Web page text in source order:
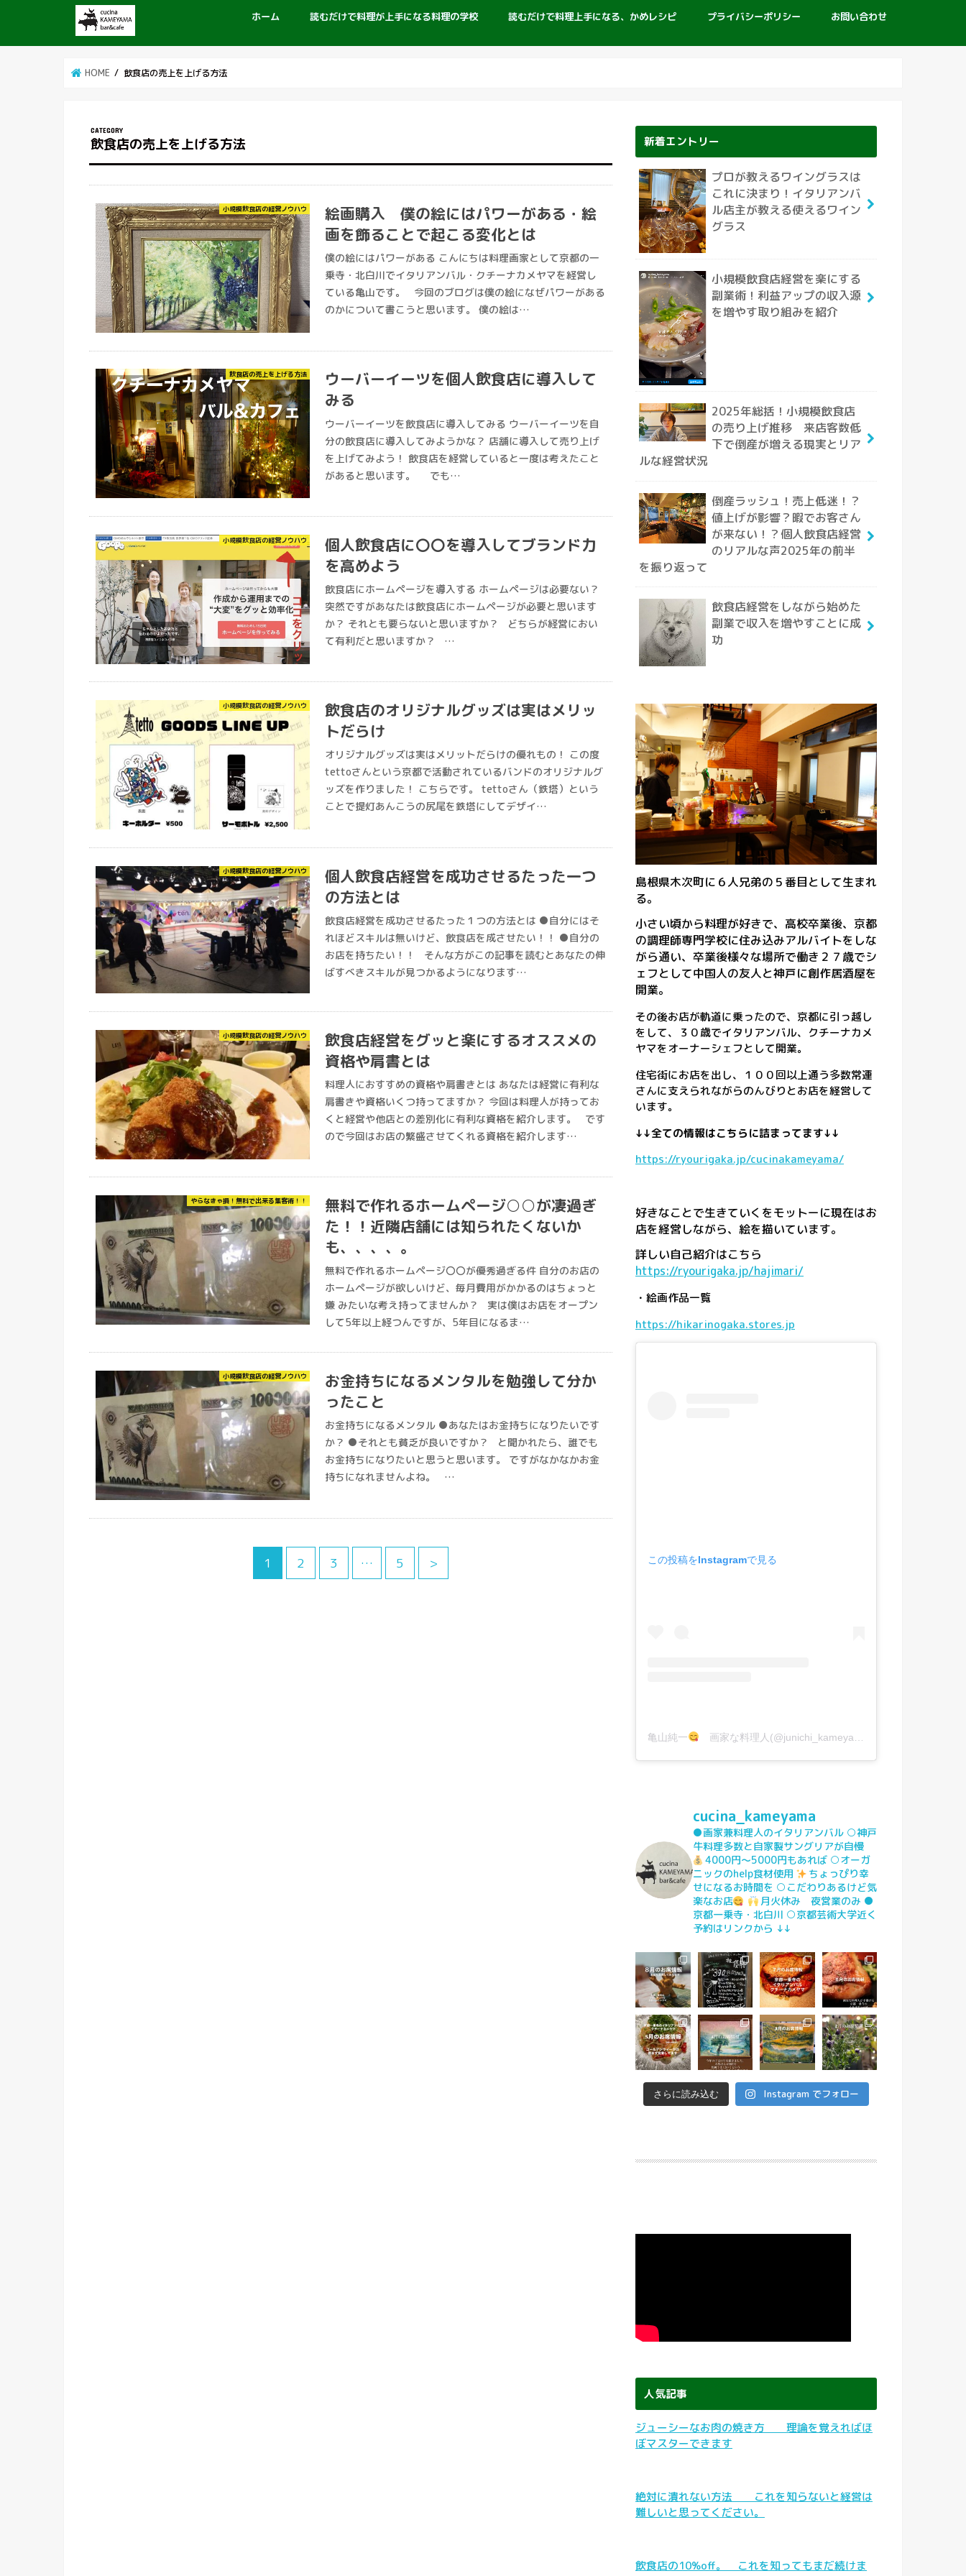
ホーム 読むだけで料理が上手になる料理の学校 読むだけで料理上手になる、かめレシピ プライバシーポリシー お問い合わせ
HOME 飲食店の売上を上げる方法
飲食店の売上を上げる方法
小規模飲食店の経営ノウハウ
絵画購入 僕の絵にはパワーがある・絵
画を飾ることで起こる変化とは
僕の絵にはパワーがある こんにちは料理画家として京都の一
乗寺・北白川でイタリアンバル・クチーナカメヤマを経営し
ている亀山です。 今回のブログは僕の絵になぜパワーがある
のかについて書こうと思います。 僕の絵は…
飲食店の売上を上げる方法
ウーバーイーツを個人飲食店に導入して
みる
ウーバーイーツを飲食店に導入してみる ウーバーイーツを自
分の飲食店に導入してみようかな？ 店舗に導入して売り上げ
を上げてみよう！ 飲食店を経営していると一度は考えたこと
があると思います。 でも…
小規模飲食店の経営ノウハウ
個人飲食店に〇〇を導入してブランド力
を高めよう
飲食店にホームページを導入する ホームページは必要ない？
突然ですがあなたは飲食店にホームページが必要と思います
か？ それとも要らないと思いますか？ どちらが経営におい
て有利だと思いますか？ …
小規模飲食店の経営ノウハウ
飲食店のオリジナルグッズは実はメリッ
トだらけ
オリジナルグッズは実はメリットだらけの優れもの！ この度
tettoさんという京都で活動されているバンドのオリジナルグ
ッズを作りました！ こちらです。 tettoさん（鉄塔）という
ことで提灯あんこうの尻尾を鉄塔にしてデザイ…
小規模飲食店の経営ノウハウ
個人飲食店経営を成功させるたった一つ
の方法とは
飲食店経営を成功させるたった１つの方法とは ●自分にはそ
れほどスキルは無いけど、飲食店を成させたい！！ ●自分の
お店を持ちたい！！ そんな方がこの記事を読むとあなたの伸
ばすべきスキルが見つかるようになります…
小規模飲食店の経営ノウハウ
飲食店経営をグッと楽にするオススメの
資格や肩書とは
料理人におすすめの資格や肩書きとは あなたは経営に有利な
肩書きや資格いくつ持ってますか？ 今回は料理人が持ってお
くと経営や他店との差別化に有利な資格を紹介します。 です
ので今回はお店の繁盛させてくれる資格を紹介します…
やらなきゃ損！無料で出来る集客術！！
無料で作れるホームページ○○が凄過ぎ
た！！近隣店舗には知られたくないか
も、、、、。
無料で作れるホームページ〇〇が優秀過ぎる件 自分のお店の
ホームページが欲しいけど、毎月費用がかかるのはちょっと
嫌 みたいな考え持ってませんか？ 実は僕はお店をオープン
して5年以上経つんですが、5年目になるま…
小規模飲食店の経営ノウハウ
お金持ちになるメンタルを勉強して分か
ったこと
お金持ちになるメンタル ●あなたはお金持ちになりたいです
か？ ●それとも貧乏が良いですか？ と聞かれたら、誰でも
お金持ちになりたいと思うと思います。 ですがなかなかお金
持ちになれませんよね。 …
1 2 3 … 5 >
新着エントリー
プロが教えるワイングラスは
これに決まり！イタリアンバ
ル店主が教える使えるワイン
グラス
小規模飲食店経営を楽にする
副業術！利益アップの収入源
を増やす取り組みを紹介
2025年総括！小規模飲食店
の売り上げ推移 来店客数低
下で倒産が増える現実とリア
ルな経営状況
倒産ラッシュ！売上低迷！？
値上げが影響？暇でお客さん
が来ない！？個人飲食店経営
のリアルな声2025年の前半
を振り返って
飲食店経営をしながら始めた
副業で収入を増やすことに成
功
島根県木次町に６人兄弟の５番目として生まれ
る。
小さい頃から料理が好きで、高校卒業後、京都
の調理師専門学校に住み込みアルバイトをしな
がら通い、卒業後様々な場所で働き２７歳でシ
ェフとして中国人の友人と神戸に創作居酒屋を
開業。
その後お店が軌道に乗ったので、京都に引っ越し
をして、３０歳でイタリアンバル、クチーナカメ
ヤマをオーナーシェフとして開業。
住宅街にお店を出し、１００回以上通う多数常連
さんに支えられながらのんびりとお店を経営して
います。
↓↓全ての情報はこちらに詰まってます↓↓
https://ryourigaka.jp/cucinakameyama/
好きなことで生きていくをモットーに現在はお
店を経営しながら、絵を描いています。
詳しい自己紹介はこちら
https://ryourigaka.jp/hajimari/
・ 絵画作品一覧
https://hikarinogaka.stores.jp
この投稿をInstagramで見る
亀山純一 画家な料理人(@junichi_kameyama)がシェアした投稿
cucina_kameyama
●画家兼料理人のイタリアンバル ○神戸
牛料理多数と自家製サングリアが自慢
4000円〜5000円もあれば ○オーガ
ニックのhelp食材使用
ちょっぴり幸
せになるお時間を ○こだわりあるけど気
楽なお店
月火休み 夜営業のみ ●
京都一乗寺・北白川 ○京都芸術大学近く
予約はリンクから ↓↓
さらに読み込む Instagram でフォロー
人気記事
ジューシーなお肉の焼き方 理論を覚えればほ
ぼマスターできます
絶対に潰れない方法 これを知らないと経営は
難しいと思ってください。
飲食店の10%off。 これを知ってもまだ続けま